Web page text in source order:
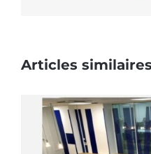
Articles similaires